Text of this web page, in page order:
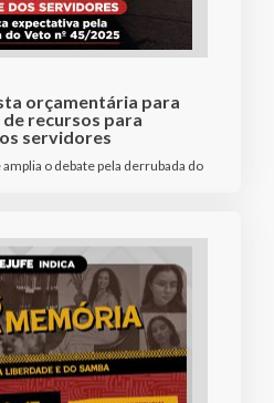
orçamentária para
recursos para
servidores
o debate pela derrubada do